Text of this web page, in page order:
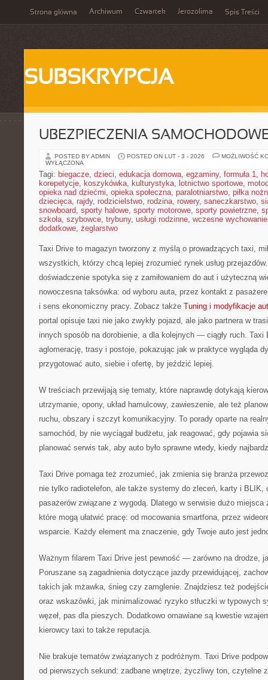
Strona główna Archiwum Czwartek Jerozolima Spis Treści
SUBSKRYPCJA
UBEZPIECZENIA
POSTED BY ADMIN POSTED ON LUT - 3 - 2026
MOŻLIWOŚĆ
WYŁĄCZONA
Tagi: biegacze, dzieci, edukacja domowa, egzaminy, formuła 1,
korepetycje, koszykówka, kulturystyka, lotnictwo sportowe,
opieka nad dziećmi, opieka społeczna, paralotniarstwo, piłka
dziecięca, rajdy, rodzicielstwo, rodzina, rowery, saneczkarstwo,
snowboard, sporty halowe, sporty motorowe, sporty powietrzne,
szkoła, szybowce, trybuny, usługi rodzinne, wczesne wychowanie
dodatkowe, żeglarstwo
Taxi Drive to magazyn tworzony z myślą o prowadzących taxi,
wszystkich, którzy chcą lepiej zrozumieć rynek usług
doświadczenie spotyka się z zamiłowaniem do aut i użyteczną
nowoczesna taksówka: od wyboru auta, przez kontakt z
i sens ekonomiczny pracy. Zobacz także Tuning i modyfikacje aut
portal opisuje taxi nie jako zwykły pojazd, ale jako partnera w
innych sposób na dorobienie, a dla kolejnych — ciągły ruch. Taxi
aglomerację, trasy i postoje, pokazując jak w praktyce wygląda
przygotować auto, siebie i ofertę, by jeździć lepiej.
W treściach przewijają się tematy, które naprawdę dotykają
utrzymanie, opony, układ hamulcowy, zawieszenie, ale też
ruchu, obszary i szczyt komunikacyjny. To porady oparte na
samochód, by nie wyciągał budżetu, jak reagować, gdy pojawia
planować serwis tak, aby auto było sprawne wtedy, kiedy
Taxi Drive pomaga też zrozumieć, jak zmienia się branża
nie tylko radiotelefon, ale także systemy do zleceń, karty i BLIK,
pasażerów związane z wygodą. Dlatego w serwisie dużo miejsca
które mogą ułatwić pracę: od mocowania smartfona, przez
wsparcie. Każdy element ma znaczenie, gdy Twoje auto jest
Ważnym filarem Taxi Drive jest pewność — zarówno na drodze,
Poruszane są zagadnienia dotyczące jazdy przewidującej,
takich jak mżawka, śnieg czy zamglenie. Znajdziesz też
oraz wskazówki, jak minimalizować ryzyko stłuczki w typowych
węzeł, pas dla pieszych. Dodatkowo omawiane są kwestie
kierowcy taxi to także reputacja.
Nie brakuje tematów związanych z podróżnym. Taxi Drive
od pierwszych sekund: zadbane wnętrze, życzliwy ton, czytelne